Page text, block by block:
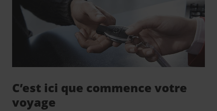
C’est ici que commence votre
voyage